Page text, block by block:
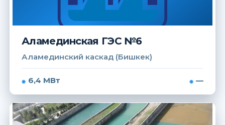
Аламединская ГЭС №6
Аламединский каскад (Бишкек)
6,4 МВт —